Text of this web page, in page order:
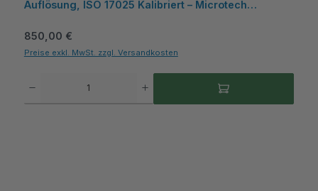
Auflösung, ISO 17025 Kalibriert – Microtech
Regulärer Preis:
850,00 €
Preise exkl. MwSt. zzgl. Versandkosten